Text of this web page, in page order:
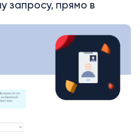
запросу, прямо в